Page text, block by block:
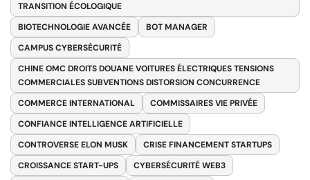
TRANSITION ÉCOLOGIQUE
BIOTECHNOLOGIE AVANCÉE
BOT MANAGER
CAMPUS CYBERSÉCURITÉ
CHINE OMC DROITS DOUANE VOITURES ÉLECTRIQUES TENSIONS
COMMERCIALES SUBVENTIONS DISTORSION CONCURRENCE
COMMERCE INTERNATIONAL
COMMISSAIRES VIE PRIVÉE
CONFIANCE INTELLIGENCE ARTIFICIELLE
CONTROVERSE ELON MUSK
CRISE FINANCEMENT STARTUPS
CROISSANCE START-UPS
CYBERSÉCURITÉ WEB3